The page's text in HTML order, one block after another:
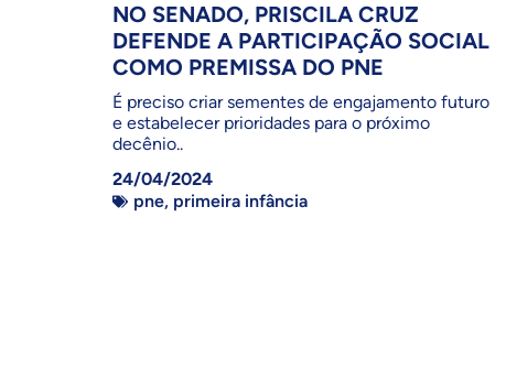
NO SENADO, PRISCILA CRUZ
DEFENDE A PARTICIPAÇÃO SOCIAL
COMO PREMISSA DO PNE
É preciso criar sementes de engajamento futuro
e estabelecer prioridades para o próximo
decênio..
24/04/2024
pne, primeira infância